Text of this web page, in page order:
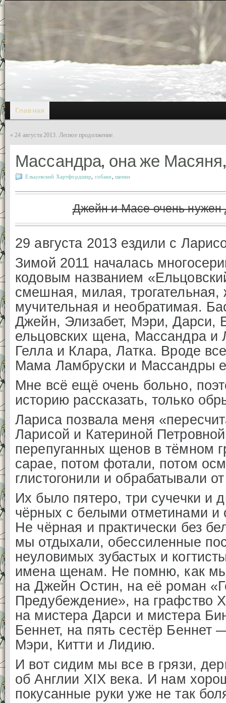
Главная
«24 августа 2013. Лесное продолжение.
Массандра, она же
Ельцовский Хартфордшир собаки щенки
Джейн и Масе очень нужен
29 августа 2013 ездили с
Зимой 2011 началась
кодовым названием
смешная, милая, трогательная,
мучительная и необратимая.
Джейн, Элизабет, Мэри, Дарси,
ельцовских щена, Массандра и
Гелла и Клара, Латка. Вроде
Мама Ламбруски и Массандры
Мне всё ещё очень больно,
историю рассказать, только
Лариса позвала меня
Ларисой и Катериной
перепуганных щенов в тёмном
сарае, потом фотали, потом
глистогонили и обрабатывали
Их было пятеро, три сучечки и
чёрных с белыми отметинами и
Не чёрная и практически без
мы отдыхали, обессиленные
неуловимых зубастых и
имена щенам. Не помню, как
на Джейн Остин, на её роман
Предубеждение», на графство
на мистера Дарси и мистера
Беннет, на пять сестёр Беннет
Мэри, Китти и Лидию.
И вот сидим мы все в грязи,
об Англии XIX века. И нам
покусанные руки уже не так